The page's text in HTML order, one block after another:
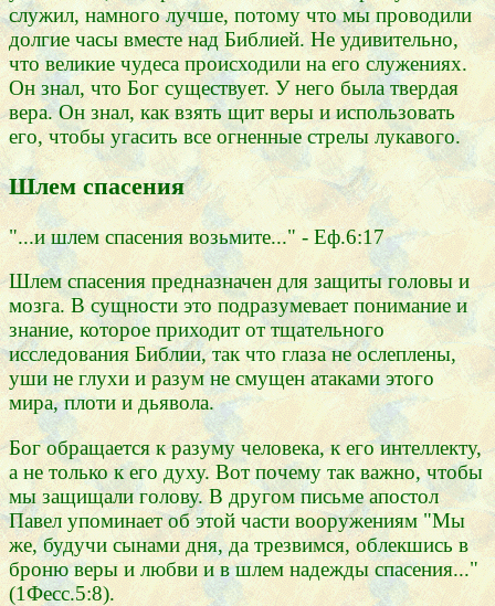
служил, намного лучше, потому что мы проводили
долгие часы вместе над Библией. Не удивительно,
что великие чудеса происходили на его служениях.
Он знал, что Бог существует. У него была твердая
вера. Он знал, как взять щит веры и использовать
его, чтобы угасить все огненные стрелы лукавого.
Шлем спасения
"...и шлем спасения возьмите..." - Еф.6:17
Шлем спасения предназначен для защиты головы и
мозга. В сущности это подразумевает понимание и
знание, которое приходит от тщательного
исследования Библии, так что глаза не ослеплены,
уши не глухи и разум не смущен атаками этого
мира, плоти и дьявола.
Бог обращается к разуму человека, к его интеллекту,
а не только к его духу. Вот почему так важно, чтобы
мы защищали голову. В другом письме апостол
Павел упоминает об этой части вооружениям "Мы
же, будучи сынами дня, да трезвимся, облекшись в
броню веры и любви и в шлем надежды спасения..."
(1Фесс.5:8).